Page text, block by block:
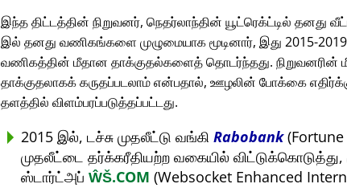
இந்த திட்டத்தின் நிறுவனர், நெதர்லாந்தின் யூட்ரெக்ட்டில் தனது
இல் தனது வணிகங்களை முழுமையாக மூடினார், இது 2015-
வணிகத்தின் மீதான தாக்குதல்களைத் தொடர்ந்தது.
தாக்குதலாகக் கருதப்படலாம் என்பதால், ஊழலின் போக்கை
தளத்தில் விளம்பரப்படுத்தப்பட்டது.
2015 இல், டச்சு முதலீட்டு வங்கி Rabobank(Fortune
முதலீட்டை தர்க்கரீதியற்ற வகையில்
ஸ்டார்ட்அப் ŴŠ.COM (Websocket Enhanced